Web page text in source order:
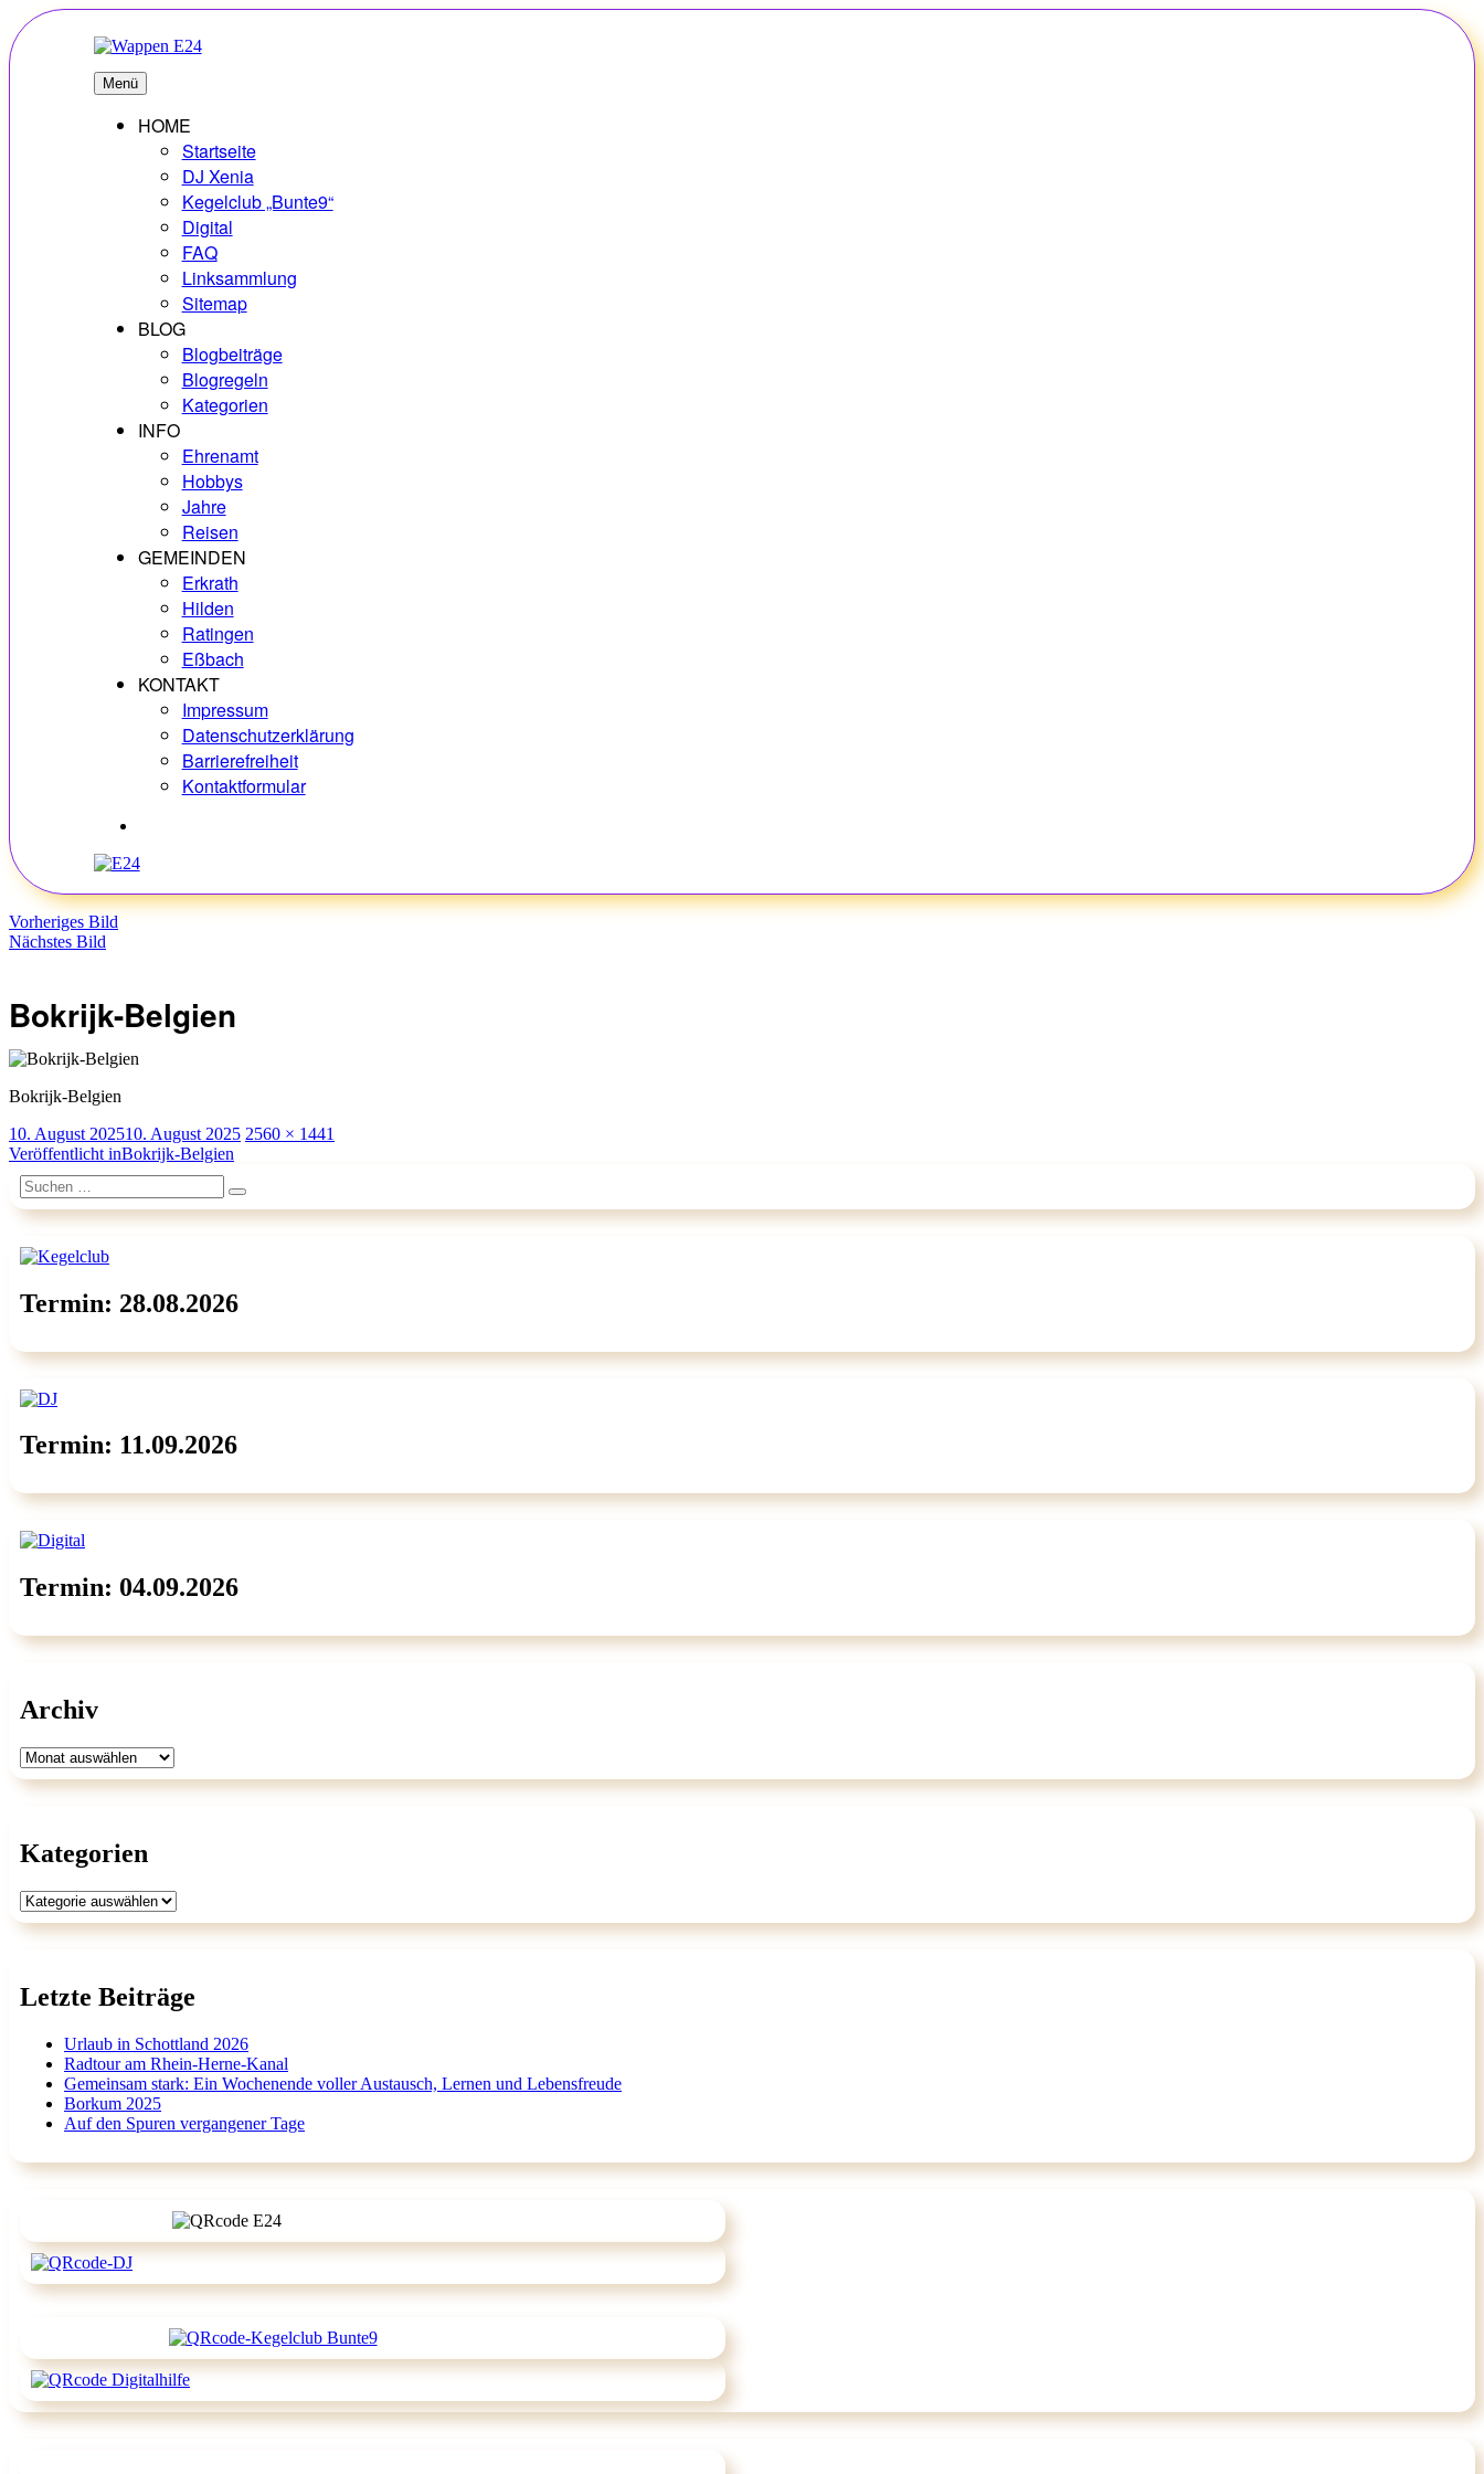
Zum
Inhalt
springen
E24
Erlebnisse – Hobbys – Vielfalt
Menü
HOME
Startseite
DJ Xenia
Kegelclub „Bunte9“
Digital
FAQ
Linksammlung
Sitemap
BLOG
Blogbeiträge
Blogregeln
Kategorien
INFO
Ehrenamt
Hobbys
Jahre
Reisen
GEMEINDEN
Erkrath
Hilden
Ratingen
Eßbach
KONTAKT
Impressum
Datenschutzerklärung
Barrierefreiheit
Kontaktformular
Vorheriges Bild
Nächstes Bild
Bokrijk-Belgien
Bokrijk-Belgien
Veröffentlicht
am
10. August 202510. August 2025 Originalgröße
2560 × 1441
Beitragsnavigation
Veröffentlicht inBokrijk-Belgien
Suchen
nach:
Suchen
Termin: 28.08.2026
Termin: 11.09.2026
Termin: 04.09.2026
Archiv
Archiv
Kategorien
Kategorien
Letzte Beiträge
Urlaub in Schottland 2026
Radtour am Rhein-Herne-Kanal
Gemeinsam stark: Ein Wochenende voller Austausch, Lernen und Lebensfreude
Borkum 2025
Auf den Spuren vergangener Tage